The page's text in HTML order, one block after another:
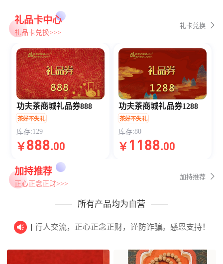
礼品卡中心
礼品卡兑换>>>
礼卡兑换
功夫茶商城礼品券888
茶好不失礼
库存:129
￥888.00
功夫茶商城礼品券1288
茶好不失礼
库存:80
￥ 1188.00
加持推荐
正心正念正财>>>
加持推荐
所有产品均为自营
正念正财，谨防诈骗。感恩支持！尊重信仰, 加护物品，